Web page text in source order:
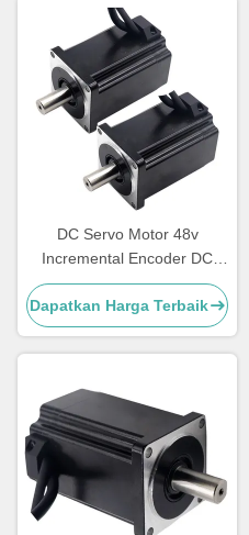
DC Servo Motor 48v
Incremental Encoder DC
Servo Motor Untuk Robot
Pengambilan Seluler
Dapatkan Harga Terbaik